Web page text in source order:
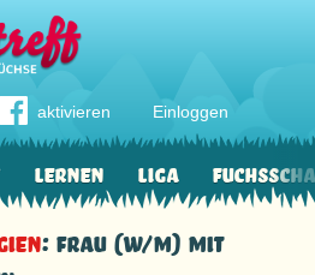
aktivieren Einloggen
Lernen Liga
: Frau (w/m) mit